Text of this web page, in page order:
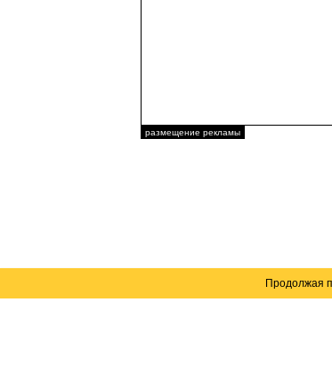
размещение рекламы
Продолжая